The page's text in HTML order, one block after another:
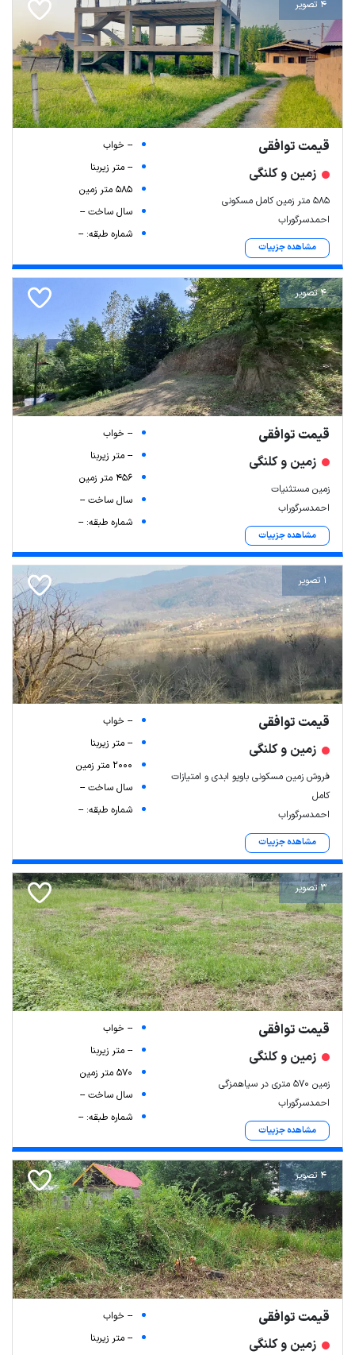
4 تصویر
قیمت توافقی
زمین و کلنگی
۵۸۵ متر زمین کامل مسکونی
احمدسرگوراب
مشاهده جزییات
-- خواب
-- متر زیربنا
585 متر زمین
سال ساخت --
شماره طبقه: --
4 تصویر
قیمت توافقی
زمین و کلنگی
زمین مستثنیات
احمدسرگوراب
مشاهده جزییات
-- خواب
-- متر زیربنا
456 متر زمین
سال ساخت --
شماره طبقه: --
1 تصویر
قیمت توافقی
زمین و کلنگی
فروش زمین مسکونی باویو ابدی و امتیازات
کامل
احمدسرگوراب
مشاهده جزییات
-- خواب
-- متر زیربنا
2000 متر زمین
سال ساخت --
شماره طبقه: --
3 تصویر
قیمت توافقی
زمین و کلنگی
زمین ۵۷۰ متری در سیاهمزگی
احمدسرگوراب
مشاهده جزییات
-- خواب
-- متر زیربنا
570 متر زمین
سال ساخت --
شماره طبقه: --
4 تصویر
قیمت توافقی
زمین و کلنگی
-- خواب
-- متر زیربنا